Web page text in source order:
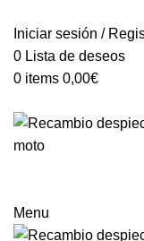
Iniciar sesión /
0 Lista de deseos
0 items 0,00€
Menu